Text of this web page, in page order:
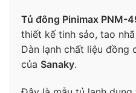
Tủ đông Pinimax PNM-
thiết kế tinh sảo, tao
Dàn lạnh chất liệu đồng
của Sanaky.